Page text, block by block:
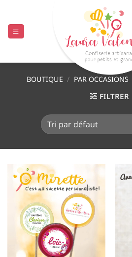
contenu
BOUTIQUE / PAR OCCASIONS
FILTRER